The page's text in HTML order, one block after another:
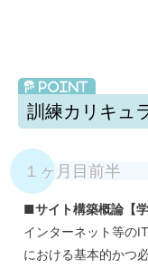
訓練カリキュ
１ヶ月目前半
■サイト構築概論【学
インターネット等の
における基本的かつ